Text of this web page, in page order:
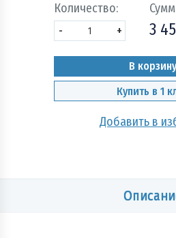
Шкафы, щиты пожарные и
Количество:
- + 3
В корзину
Купить в 1
Добавить в